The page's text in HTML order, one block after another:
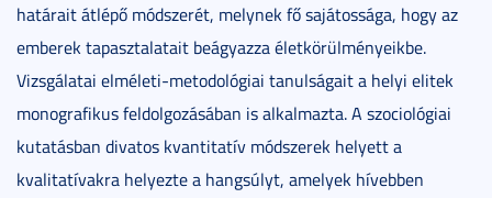
határait átlépő módszerét, melynek fő sajátossága, hogy az
emberek tapasztalatait beágyazza életkörülményeikbe.
Vizsgálatai elméleti-metodológiai tanulságait a helyi elitek
monografikus feldolgozásában is alkalmazta. A szociológiai
kutatásban divatos kvantitatív módszerek helyett a
kvalitatívakra helyezte a hangsúlyt, amelyek hívebben